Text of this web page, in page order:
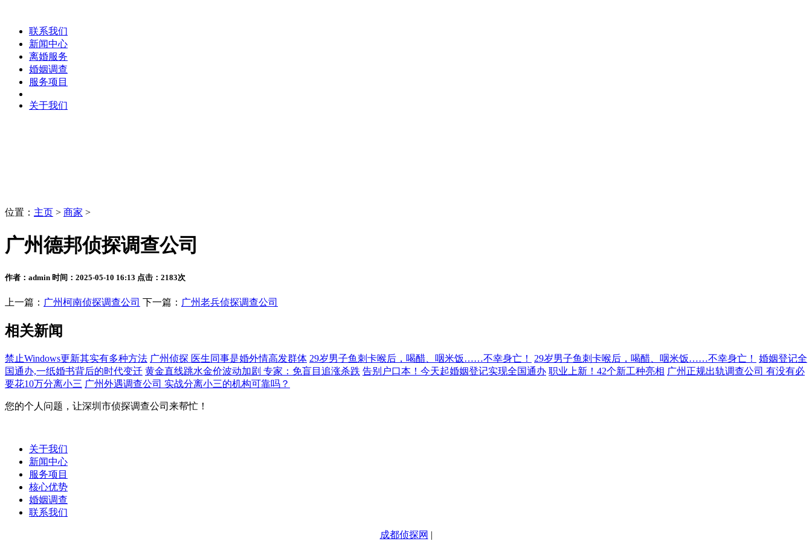
联系我们
新闻中心
离婚服务
婚姻调查
服务项目
关于我们
位置： 主页 > 商家 >
广州德邦侦探调查公司
作者：admin 时间：2025-05-10 16:13 点击：2183次
上一篇： 广州柯南侦探调查公司 下一篇： 广州老兵侦探调查公司
相关新闻
禁止Windows更新其实有多种方法 广州侦探 医生同事是婚外情高发群体 29岁男子鱼刺卡喉后，喝醋、咽米饭……不幸身亡！ 29岁男子鱼刺卡喉后，喝醋、咽米饭……不幸身亡！
婚姻登记全
国通办,一纸婚书背后的时代变迁 黄金直线跳水金价波动加剧 专家：免盲目追涨杀跌 告别户口本！今天起婚姻登记实现全国通办 职业上新！42个新工种亮相 广州正规出轨调查公司 有没有必
要花10万分离小三 广州外遇调查公司 实战分离小三的机构可靠吗？
您的个人问题，让深圳市侦探调查公司来帮忙！
关于我们
新闻中心
服务项目
核心优势
婚姻调查
联系我们
成都侦探网 |